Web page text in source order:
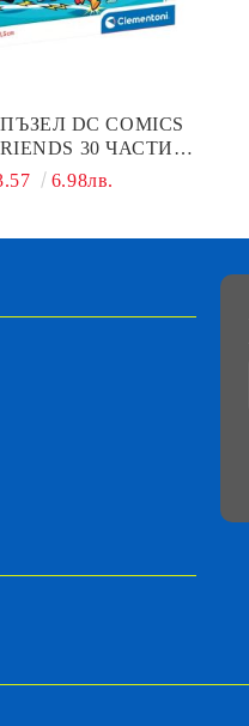
DC COMICS
30 ЧАСТИ
20277
6.98лв.